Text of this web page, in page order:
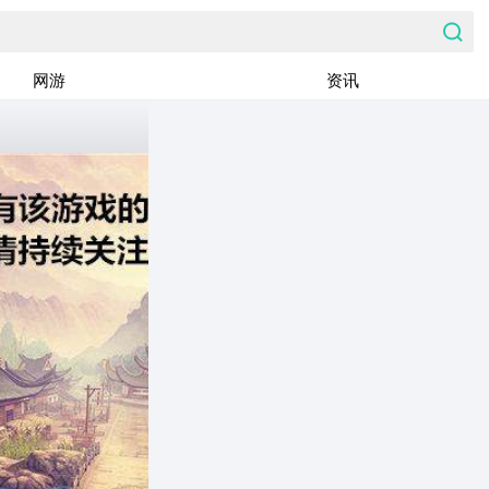
网游 资讯